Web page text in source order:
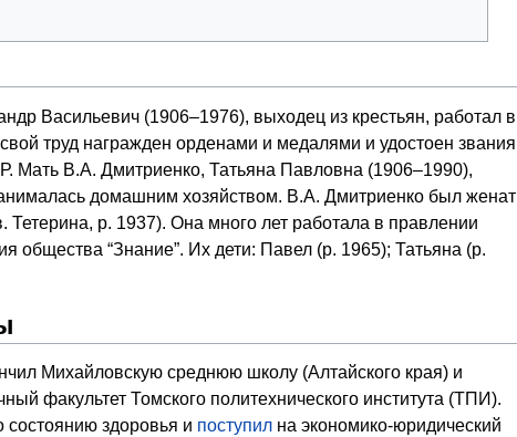
Васильевич (1906–1976), выходец из крестьян, работал в
труд награжден орденами и медалями и удостоен звания
Мать В.А. Дмитриенко, Татьяна Павловна (1906–1990),
домашним хозяйством. В.А. Дмитриенко был женат
р. 1937). Она много лет работала в правлении
общества “Знание”. Их дети: Павел (р. 1965); Татьяна (р.
Михайловскую среднюю школу (Алтайского края) и
факультет Томского политехнического института (ТПИ).
состоянию здоровья и поступилна экономико-юридический